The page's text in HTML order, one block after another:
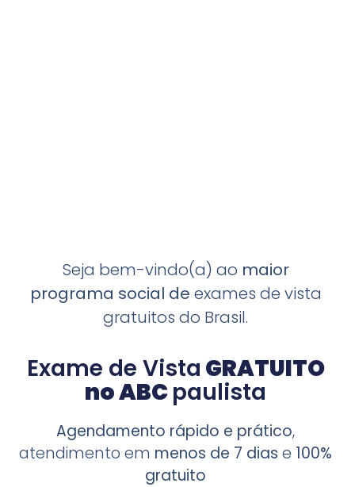
Seja bem-vindo(a) ao maior
programa social de exames de vista
gratuitos do Brasil.
Exame de Vista GRATUITO
no ABCpaulista
Agendamento rápido e prático,
atendimento em menos de 7 dias e 100%
gratuito